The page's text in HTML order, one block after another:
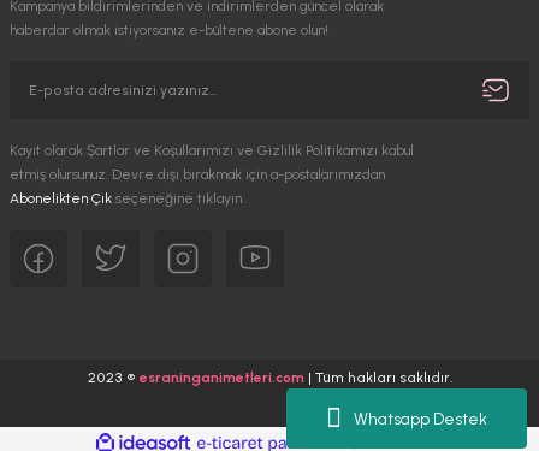
Whatsapp Destek
Kampanya bildirimlerinden ve indirimlerden güncel olarak
haberdar olmak istiyorsanız e-bültene abone olun!
Kayıt olarak Şartlar ve Koşullarımızı ve Gizlilik Politikamızı kabul
etmiş olursunuz. Devre dışı bırakmak için a-postalarımızdan
Abonelikten Çık seçeneğine tıklayın.
2023 ® esraninganimetleri.com| Tüm hakları saklıdır.
ideasoft